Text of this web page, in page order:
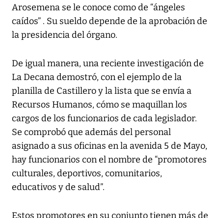
Arosemena se le conoce como de “ángeles
caídos” . Su sueldo depende de la aprobación de
la presidencia del órgano.
De igual manera, una reciente investigación de
La Decana demostró, con el ejemplo de la
planilla de Castillero y la lista que se envía a
Recursos Humanos, cómo se maquillan los
cargos de los funcionarios de cada legislador.
Se comprobó que además del personal
asignado a sus oficinas en la avenida 5 de Mayo,
hay funcionarios con el nombre de “promotores
culturales, deportivos, comunitarios,
educativos y de salud”.
Estos promotores en su conjunto tienen más de